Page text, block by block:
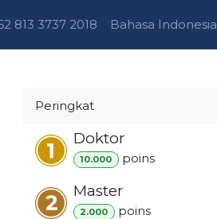
813 3737 2018 Bahasa Indonesia
Peringkat
Doktor
10.000 poins
Master
2.000 poins